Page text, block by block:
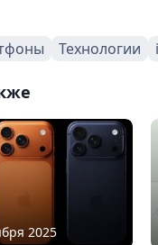
Технологии
2025